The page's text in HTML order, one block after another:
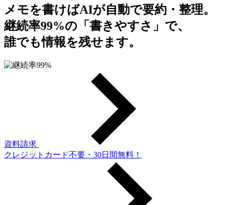
メモを書けばAIが自動で要約・整理。
継続率99%の「書きやすさ」で、
誰でも情報を残せます。
資料請求
クレジットカード不要・30日間無料！